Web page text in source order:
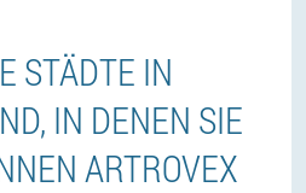
STÄDTE IN
IN DENEN SIE
ARTROVEX